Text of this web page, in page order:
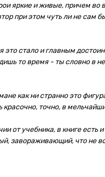
яркие и живые, причем во
при этом чуть ли не сам
стало и главным
то время - ты словно в
как ни странно это
точно, в
от учебника, в книге есть
завораживающий, что не